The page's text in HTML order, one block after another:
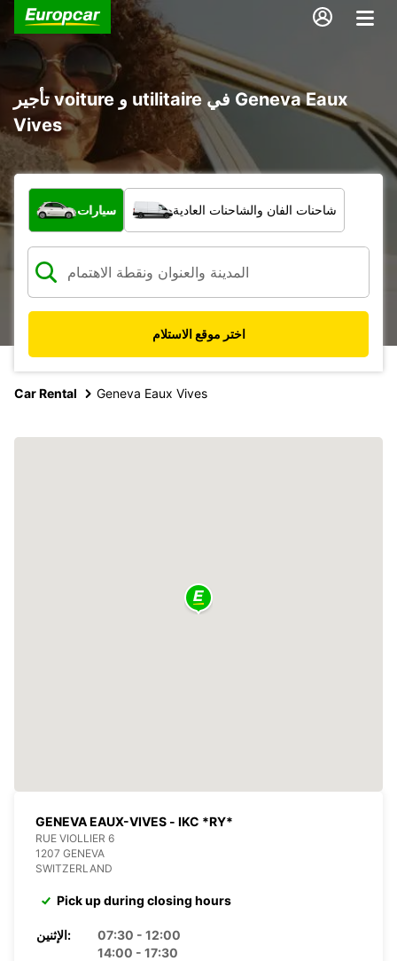
تأجير voiture و utilitaire في Geneva Eaux
Vives
ما نوع المركبة؟
سيارات شاحنات الفان والشاحنات العادية
اختر موقع الاستلام
Car Rental Geneva Eaux Vives
GENEVA EAUX-VIVES - IKC *RY*
RUE VIOLLIER 6
1207 GENEVA
SWITZERLAND
Pick up during closing hours
الإثنين:
07:30 - 12:00
14:00 - 17:30